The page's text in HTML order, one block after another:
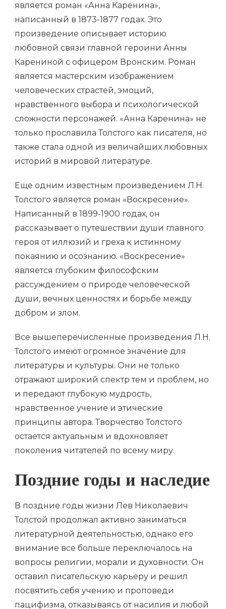
является роман «Анна Каренина»,
написанный в 1873-1877 годах. Это
произведение описывает историю
любовной связи главной героини Анны
Карениной с офицером Вронским. Роман
является мастерским изображением
человеческих страстей, эмоций,
нравственного выбора и психологической
сложности персонажей. «Анна Каренина» не
только прославила Толстого как писателя, но
также стала одной из величайших любовных
историй в мировой литературе.
Еще одним известным произведением Л.Н.
Толстого является роман «Воскресение».
Написанный в 1899-1900 годах, он
рассказывает о путешествии души главного
героя от иллюзий и греха к истинному
покаянию и осознанию. «Воскресение»
является глубоким философским
рассуждением о природе человеческой
души, вечных ценностях и борьбе между
добром и злом.
Все вышеперечисленные произведения Л.Н.
Толстого имеют огромное значение для
литературы и культуры. Они не только
отражают широкий спектр тем и проблем, но
и передают глубокую мудрость,
нравственное учение и этические
принципы автора. Творчество Толстого
остается актуальным и вдохновляет
поколения читателей по всему миру.
Поздние годы и наследие
В поздние годы жизни Лев Николаевич
Толстой продолжал активно заниматься
литературной деятельностью, однако его
внимание все больше переключалось на
вопросы религии, морали и духовности. Он
оставил писательскую карьеру и решил
посвятить себя учению и проповеди
пацифизма, отказываясь от насилия и любой